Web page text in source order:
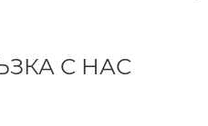
С НАС